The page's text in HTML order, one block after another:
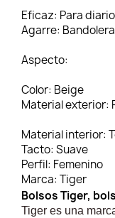
Eficaz: Para
Agarre:
Aspecto:
Color: Beige
Material exterior:
Material interior:
Tacto: Suave
Perfil: Femenino
Marca: Tiger
Bolsos Tiger,
Tiger es una